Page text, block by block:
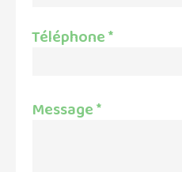
Téléphone*
Message*